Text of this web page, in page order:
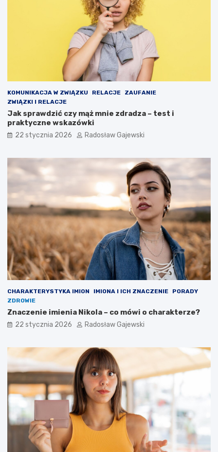
KOMUNIKACJA W ZWIĄZKU RELACJE
ZAUFANIE
ZWIĄZKI I RELACJE
Jak sprawdzić czy mąż mnie zdradza – test i
praktyczne wskazówki
22 stycznia 2026 Radosław Gajewski
CHARAKTERYSTYKA IMION IMIONA I ICH ZNACZENIE
PORADY
ZDROWIE
Znaczenie imienia Nikola – co mówi o charakterze?
22 stycznia 2026 Radosław Gajewski